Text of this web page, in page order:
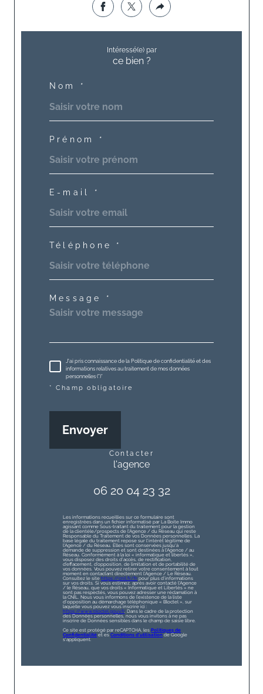
Intéressé(e) par
ce bien ?
Nom *
Prénom *
E-mail *
Téléphone *
Message *
J'ai pris connaissance de la Politique de confidentialité et des
informations relatives au traitement de mes données
personnelles (*)*
* Champ obligatoire
Envoyer
contacter
l'agence
06 20 04 23 32
Les informations recueillies sur ce formulaire sont
enregistrées dans un fichier informatisé par La Boite Immo
agissant comme Sous-traitant du traitement pour la gestion
de la clientèle/prospects de l'Agence / du Réseau qui reste
Responsable du Traitement de vos Données personnelles. La
base légale du traitement repose sur l'intérêt légitime de
l'Agence / du Réseau. Elles sont conservées jusqu'à
demande de suppression et sont destinées à l'Agence / au
Réseau. Conformément à la loi « informatique et libertés »,
vous disposez des droits d’accès, de rectification,
d’effacement, d’opposition, de limitation et de portabilité de
vos données. Vous pouvez retirer votre consentement à tout
moment en contactant directement l’Agence / Le Réseau.
Consultez le site https://cnil.fr/fr pour plus d’informations
sur vos droits. Si vous estimez, après avoir contacté l'Agence
/ le Réseau, que vos droits « Informatique et Libertés » ne
sont pas respectés, vous pouvez adresser une réclamation à
la CNIL. Nous vous informons de l’existence de la liste
d'opposition au démarchage téléphonique « Bloctel », sur
laquelle vous pouvez vous inscrire ici :
https://www.bloctel.gouv.fr. Dans le cadre de la protection
des Données personnelles, nous vous invitons à ne pas
inscrire de Données sensibles dans le champ de saisie libre.
Ce site est protégé par reCAPTCHA, les Politiques de
Confidentialité et esConditions d'utilisation de Google
s'appliquent.